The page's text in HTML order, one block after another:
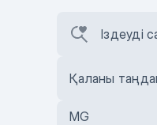
Іздеуді
Қаланы
MG